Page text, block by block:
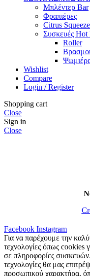
Μπλέντερ Bar
Φραπιέρες
Citrus
Συσκευές Hot
Roller
Wishlist
Compare
Login / Register
Shopping cart
Close
Sign in
Close
Facebook Instagram
Για να παρέχουμε την
τεχνολογίες όπως cookies
σε πληροφορίες
τεχνολογίες θα μας
προσωπικού χαρακτήρα,